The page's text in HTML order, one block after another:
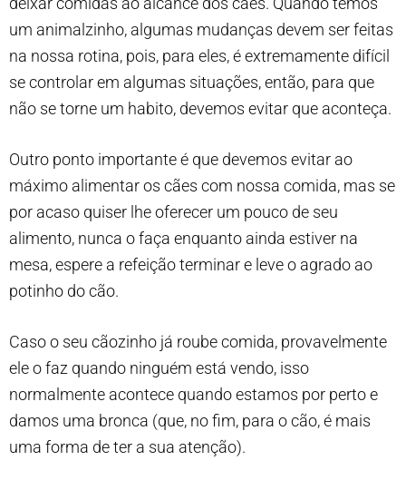
um animalzinho, algumas mudanças devem ser feitas
na nossa rotina, pois, para eles, é extremamente difícil
se controlar em algumas situações, então, para que
não se torne um habito, devemos evitar que aconteça.
Outro ponto importante é que devemos evitar ao
máximo alimentar os cães com nossa comida, mas se
por acaso quiser lhe oferecer um pouco de seu
alimento, nunca o faça enquanto ainda estiver na
mesa, espere a refeição terminar e leve o agrado ao
potinho do cão.
Caso o seu cãozinho já roube comida, provavelmente
ele o faz quando ninguém está vendo, isso
normalmente acontece quando estamos por perto e
damos uma bronca (que, no fim, para o cão, é mais
uma forma de ter a sua atenção).